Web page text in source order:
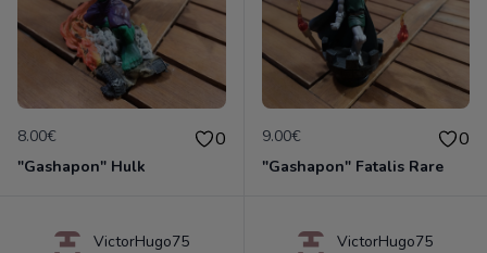
8.00€ 0
"Gashapon" Hulk
9.00€ 0
"Gashapon" Fatalis Rare
VictorHugo75 VictorHugo75